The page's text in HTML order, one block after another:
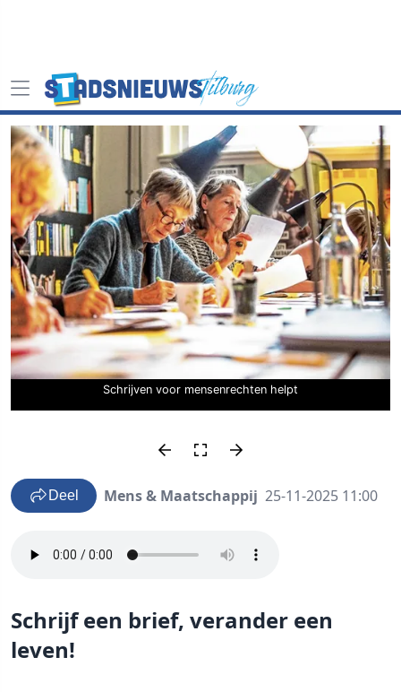
Schrijven voor mensenrechten helpt
Deel Mens & Maatschappij 25-11-2025 11:00
Schrijf een brief, verander een
leven!